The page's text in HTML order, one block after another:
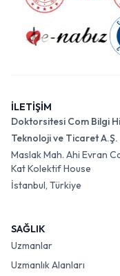
İLETİŞİM
Doktorsitesi Com Bilgi
Teknoloji ve Ticaret A.Ş.
Maslak Mah. Ahi Evran
Kat Kolektif House
İstanbul, Türkiye
SAĞLIK
Uzmanlar
Uzmanlık Alanları